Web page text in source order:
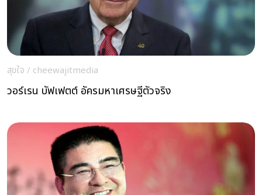
สุขใจ / cheewajitmedia
วอร์เรน บัฟเฟตต์ อัครมหาเศรษฐีตัวจริง